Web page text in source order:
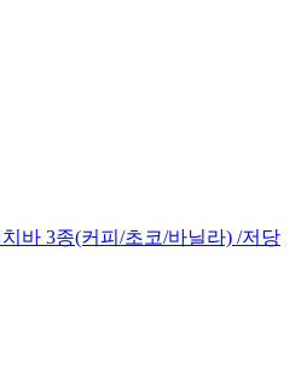
바 3종(커피/초코/바닐라) /저당